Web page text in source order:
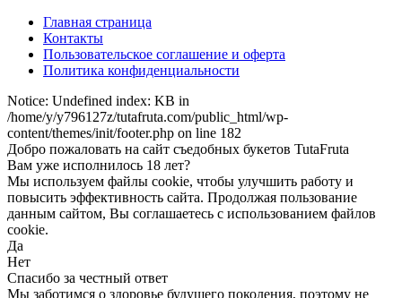
Главная страница
Контакты
Пользовательское соглашение и оферта
Политика конфиденциальности
Notice: Undefined index: KB in
/home/y/y796127z/tutafruta.com/public_html/wp-
content/themes/init/footer.php on line 182
Добро пожаловать на сайт съедобных букетов TutaFruta
Вам уже исполнилось 18 лет?
Мы используем файлы cookie, чтобы улучшить работу и
повысить эффективность сайта. Продолжая пользование
данным сайтом, Вы соглашаетесь с использованием файлов
cookie.
Да
Нет
Спасибо за честный ответ
Мы заботимся о здоровье будущего поколения, поэтому не